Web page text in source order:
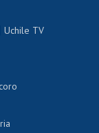
uchile
y violencia
Uchile TV